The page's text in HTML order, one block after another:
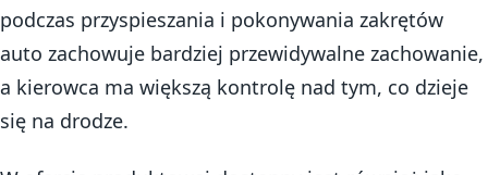
podczas przyspieszania i pokonywania zakrętów
auto zachowuje bardziej przewidywalne zachowanie,
a kierowca ma większą kontrolę nad tym, co dzieje
się na drodze.